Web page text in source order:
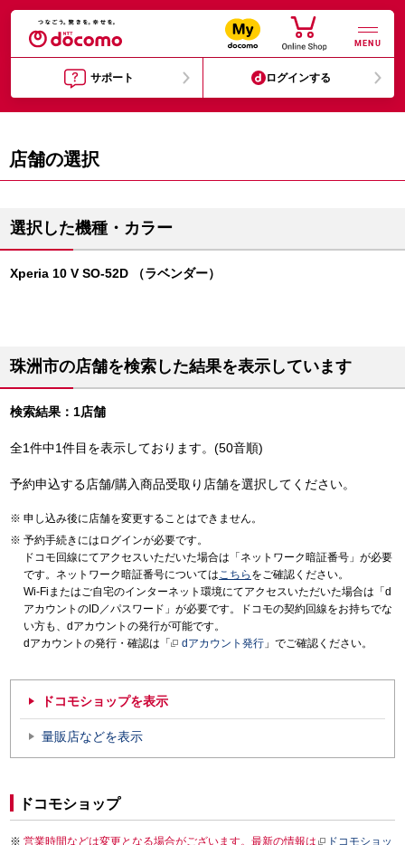
MENU
サポート ログインする
店舗の選択
選択した機種・カラー
Xperia 10 V SO-52D （ラベンダー）
珠洲市の店舗を検索した結果を表示しています
検索結果：1店舗
全1件中1件目を表示しております。(50音順)
予約申込する店舗/購入商品受取り店舗を選択してください。
申し込み後に店舗を変更することはできません。
予約手続きにはログインが必要です。
ドコモ回線にてアクセスいただいた場合は「ネットワーク暗証番号」が必要
です。ネットワーク暗証番号についてはこちら をご確認ください。
Wi-Fiまたはご自宅のインターネット環境にてアクセスいただいた場合は「d
アカウントのID／パスワード」が必要です。ドコモの契約回線をお持ちでな
い方も、dアカウントの発行が可能です。
dアカウントの発行・確認は「
dアカウント発行 」でご確認ください。
ドコモショップを表示
量販店などを表示
ドコモショップ
営業時間などは変更となる場合がございます。最新の情報は
ドコモショッ